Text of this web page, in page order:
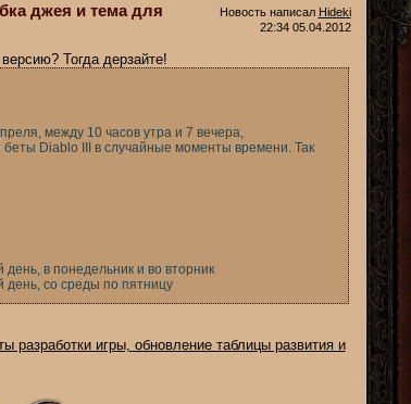
джея и тема для
Новость написал Hideki
22:34 05.04.2012
Тогда дерзайте!
между 10 часов утра и 7 вечера,
беты Diablo III в случайные моменты времени. Так
в понедельник и во вторник
со среды по пятницу
игры, обновление таблицы развития и